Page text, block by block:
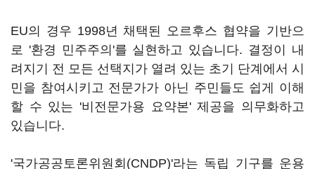
EU의 경우 1998년 채택된 오르후스 협약을 기반으
로 '환경 민주주의'를 실현하고 있습니다. 결정이 내
려지기 전 모든 선택지가 열려 있는 초기 단계에서 시
민을 참여시키고 전문가가 아닌 주민들도 쉽게 이해
할 수 있는 '비전문가용 요약본' 제공을 의무화하고
있습니다.
'국가공공토론위원회(CNDP)'라는 독립 기구를 운용